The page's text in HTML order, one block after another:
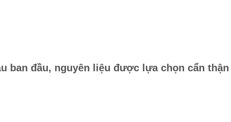
ban đầu, nguyên liệu được lựa chọn cẩn